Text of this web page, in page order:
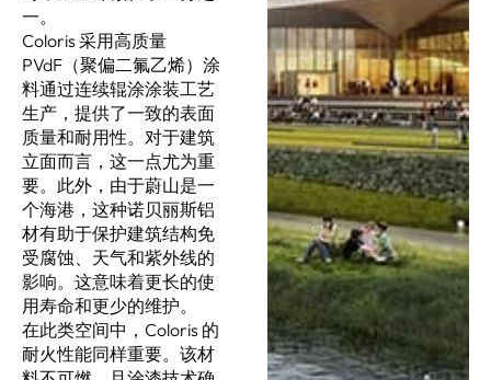
一。
Coloris 采用高质量
PVdF（聚偏二氟乙烯）涂
料通过连续辊涂涂装工艺
生产，提供了一致的表面
质量和耐用性。对于建筑
立面而言，这一点尤为重
要。此外，由于蔚山是一
个海港，这种诺贝丽斯铝
材有助于保护建筑结构免
受腐蚀、天气和紫外线的
影响。这意味着更长的使
用寿命和更少的维护。
在此类空间中，Coloris 的
耐火性能同样重要。该材